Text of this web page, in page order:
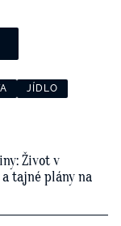
JÍDLO
Život v
tajné plány na